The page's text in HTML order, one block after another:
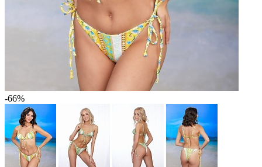
-66%